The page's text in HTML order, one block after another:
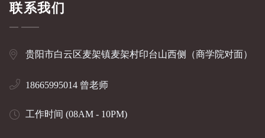
联系我们
贵阳市白云区麦架镇麦架村印台山西侧（商学院对面）
18665995014 曾老师
工作时间 (08AM - 10PM)